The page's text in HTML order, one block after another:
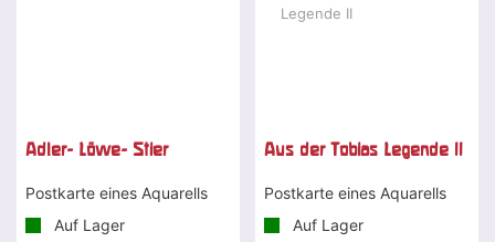
Adler- Löwe- Stier
Postkarte eines Aquarells
Auf Lager
Aus der Tobias Legende II
Postkarte eines Aquarells
Auf Lager